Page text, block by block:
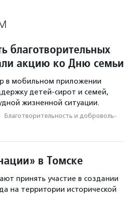
благотворительных
акцию ко Дню семьи
в мобильном приложении
детей-сирот и семей,
жизненной ситуации.
· Благотвори­тель­ность и доброволь­
в Томске
принять участие в создании
на территории исторической